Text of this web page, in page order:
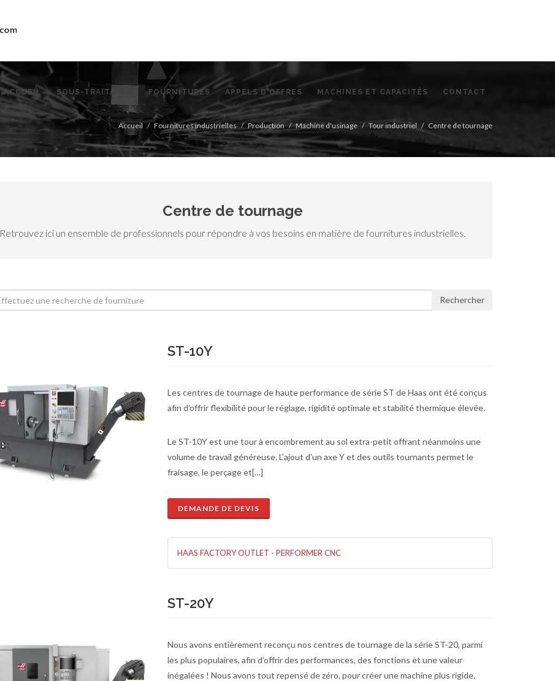
ACCUEIL SOUS-TRAITANTS FOURNITURES APPELS D'OFFRES MACHINES ET CAPACITÉS CONTACT
Accueil Fournitures industrielles Production Machine d'usinage Tour industriel Centre de tournage
Centre de tournage
Retrouvez ici un ensemble de professionnels pour répondre à vos besoins en matière de fournitures industrielles.
Rechercher
ST-10Y
Les centres de tournage de haute performance de série ST de Haas ont été conçus
afin d’offrir flexibilité pour le réglage, rigidité optimale et stabilité thermique élevée.
Le ST-10Y est une tour à encombrement au sol extra-petit offrant néanmoins une
volume de travail généreuse. L’ajout d’un axe Y et des outils tournants permet le
fraisage, le perçage et[…]
DEMANDE DE DEVIS
HAAS FACTORY OUTLET - PERFORMER CNC
ST-20Y
Nous avons entièrement reconçu nos centres de tournage de la série ST-20, parmi
les plus populaires, afin d’offrir des performances, des fonctions et une valeur
inégalées ! Nous avons tout repensé de zéro, pour créer une machine plus rigide,